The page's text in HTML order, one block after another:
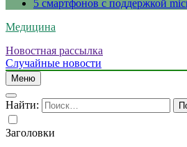
5 смартфонов с поддержкой
Медицина
Новостная рассылка
Случайные новости
Меню
Найти:
Заголовки